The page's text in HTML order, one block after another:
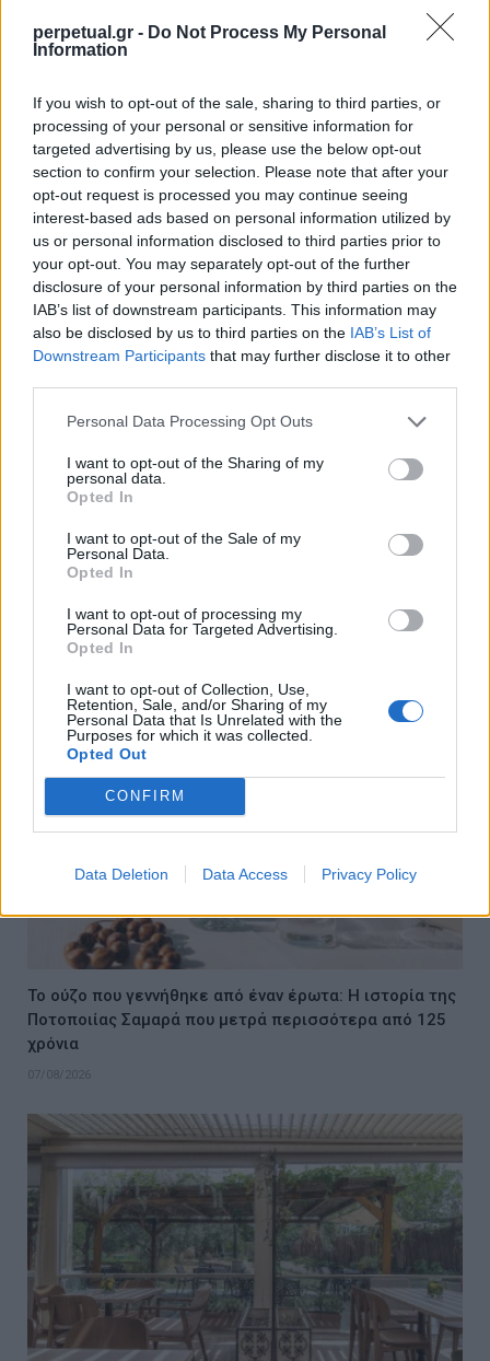
perpetual.gr - Do Not Process My Personal
Information
If you wish to opt-out of the sale, sharing to third parties, or
processing of your personal or sensitive information for
targeted advertising by us, please use the below opt-out
section to confirm your selection. Please note that after your
opt-out request is processed you may continue seeing
interest-based ads based on personal information utilized by
us or personal information disclosed to third parties prior to
your opt-out. You may separately opt-out of the further
disclosure of your personal information by third parties on the
IAB’s list of downstream participants. This information may
also be disclosed by us to third parties on the IAB’s List of
Downstream Participants that may further disclose it to other
Personal Data Processing Opt Outs
I want to opt-out of the Sharing of my
personal data.
Opted In
I want to opt-out of the Sale of my
Personal Data.
Opted In
I want to opt-out of processing my
Personal Data for Targeted Advertising.
Opted In
I want to opt-out of Collection, Use,
Retention, Sale, and/or Sharing of my
Personal Data that Is Unrelated with the
Purposes for which it was collected.
Opted Out
CONFIRM
Data Deletion Data Access Privacy Policy
αποδράσεις από την ρουτίνα λένε οι ειδικοί για να
αναζωογονηθει ο έρωτας τους. Σας προτείνω
λοιπόν να το δοκιμάσετε με μια αγαπημένη του/
της συνταγή με θαλασσινά η ένα ελαφρύ ζυμαρικο
και ένα ωραίο κρασί..
Οι έχοντες τέκνα θα πρέπει να υποχρεωθούν
στους γονείς τους για την φύλαξη τους, οι μη
έχοντες μετά από αυτό ίσως αποκτήσουν…
SHARE.
Twitter
Tumblr Email
relatedposts
Το ούζο που γεννήθηκε από έναν έρωτα: Η ιστορία της
Ποτοποιίας Σαμαρά που μετρά περισσότερα από 125
χρόνια
07/08/2026